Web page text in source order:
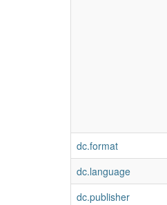
dc.format
dc.language
dc.publisher